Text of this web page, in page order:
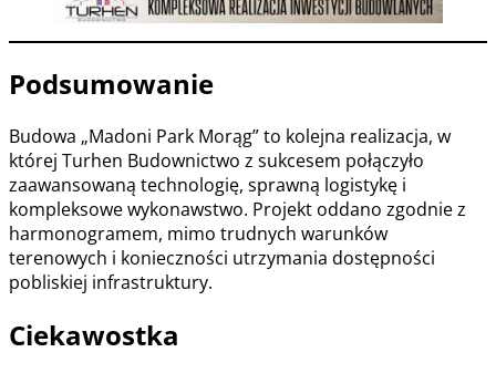
Podsumowanie
Budowa „Madoni Park Morąg” to kolejna realizacja, w
której Turhen Budownictwo z sukcesem połączyło
zaawansowaną technologię, sprawną logistykę i
kompleksowe wykonawstwo. Projekt oddano zgodnie z
harmonogramem, mimo trudnych warunków
terenowych i konieczności utrzymania dostępności
pobliskiej infrastruktury.
Ciekawostka